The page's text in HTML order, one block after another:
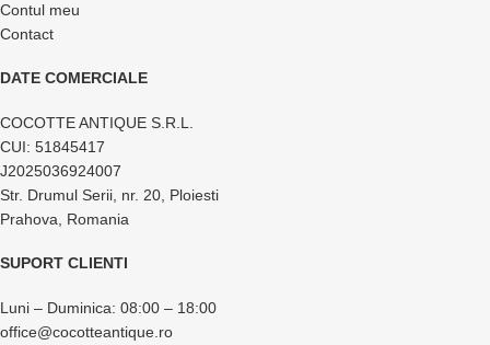
Contul meu
Contact
DATE COMERCIALE
COCOTTE ANTIQUE S.R.L.
CUI: 51845417
J2025036924007
Str. Drumul Serii, nr. 20, Ploiesti
Prahova, Romania
SUPORT CLIENTI
Luni – Duminica: 08:00 – 18:00
office@cocotteantique.ro